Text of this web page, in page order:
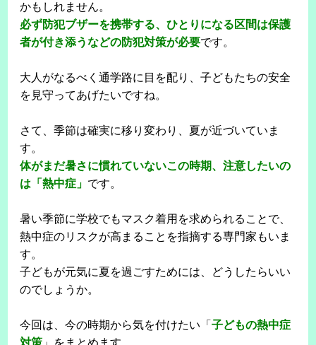
かもしれません。
必ず防犯ブザーを携帯する、ひとりになる区間は保護
者が付き添うなどの防犯対策が必要です。
大人がなるべく通学路に目を配り、子どもたちの安全
を見守ってあげたいですね。
さて、季節は確実に移り変わり、夏が近づいていま
す。
体がまだ暑さに慣れていないこの時期、注意したいの
は「熱中症」 です。
暑い季節に学校でもマスク着用を求められることで、
熱中症のリスクが高まることを指摘する専門家もいま
す。
子どもが元気に夏を過ごすためには、どうしたらいい
のでしょうか。
今回は、今の時期から気を付けたい「子どもの熱中症